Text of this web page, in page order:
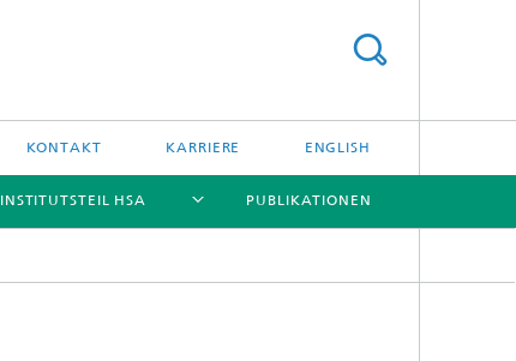
KONTAKT KARRIERE ENGLISH
INSTITUTSTEIL HSA PUBLIKATIONEN